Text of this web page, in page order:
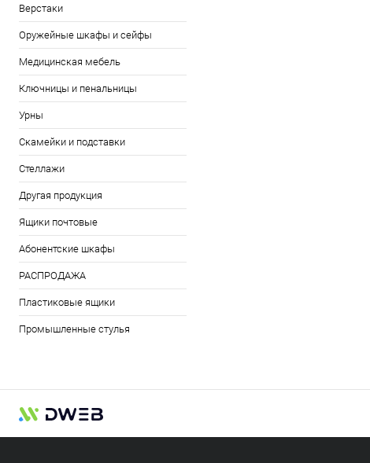
Верстаки
Оружейные шкафы и сейфы
Медицинская мебель
Ключницы и пенальницы
Урны
Скамейки и подставки
Стеллажи
Другая продукция
Ящики почтовые
Абонентские шкафы
РАСПРОДАЖА
Пластиковые ящики
Промышленные стулья